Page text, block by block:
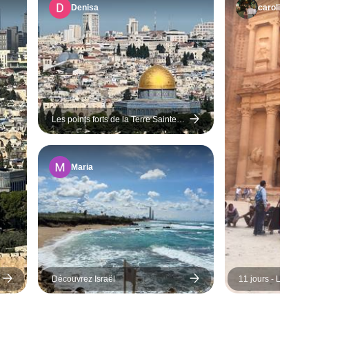
Denisa
Les points forts de la Terre Sainte -
Meilleure expérience - 8 jours
Maria
Découvrez Israël
carolina
11 jours - Les points forts
de la Jordanie - multi- pays